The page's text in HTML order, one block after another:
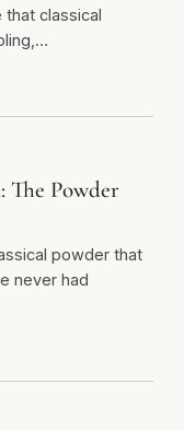
classical
The Powder
powder that
never had